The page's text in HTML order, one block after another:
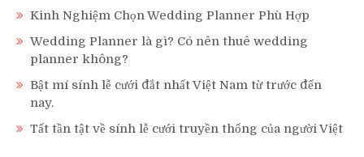
Kinh Nghiệm Chọn Wedding Planner Phù Hợp
Wedding Planner là gì? Có nên thuê wedding
planner không?
Bật mí sính lễ cưới đắt nhất Việt Nam từ trước đến
nay.
Tất tần tật về sính lễ cưới truyền thống của người Việt